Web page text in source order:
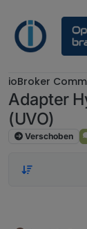
ioBroker
Adapter
(UVO)
Verschoben